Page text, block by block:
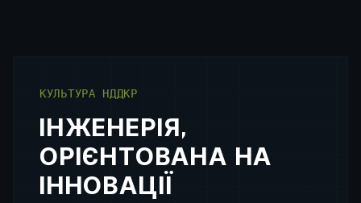
КУЛЬТУРА НДДКР
ІНЖЕНЕРІЯ,
ОРІЄНТОВАНА НА
ІННОВАЦІЇ